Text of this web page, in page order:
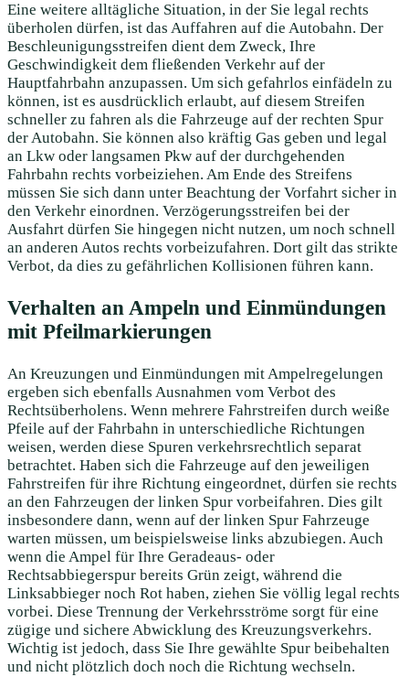
Eine weitere alltägliche Situation, in der Sie legal rechts
überholen dürfen, ist das Auffahren auf die Autobahn. Der
Beschleunigungsstreifen dient dem Zweck, Ihre
Geschwindigkeit dem fließenden Verkehr auf der
Hauptfahrbahn anzupassen. Um sich gefahrlos einfädeln zu
können, ist es ausdrücklich erlaubt, auf diesem Streifen
schneller zu fahren als die Fahrzeuge auf der rechten Spur
der Autobahn. Sie können also kräftig Gas geben und legal
an Lkw oder langsamen Pkw auf der durchgehenden
Fahrbahn rechts vorbeiziehen. Am Ende des Streifens
müssen Sie sich dann unter Beachtung der Vorfahrt sicher in
den Verkehr einordnen. Verzögerungsstreifen bei der
Ausfahrt dürfen Sie hingegen nicht nutzen, um noch schnell
an anderen Autos rechts vorbeizufahren. Dort gilt das strikte
Verbot, da dies zu gefährlichen Kollisionen führen kann.
Verhalten an Ampeln und Einmündungen
mit Pfeilmarkierungen
An Kreuzungen und Einmündungen mit Ampelregelungen
ergeben sich ebenfalls Ausnahmen vom Verbot des
Rechtsüberholens. Wenn mehrere Fahrstreifen durch weiße
Pfeile auf der Fahrbahn in unterschiedliche Richtungen
weisen, werden diese Spuren verkehrsrechtlich separat
betrachtet. Haben sich die Fahrzeuge auf den jeweiligen
Fahrstreifen für ihre Richtung eingeordnet, dürfen sie rechts
an den Fahrzeugen der linken Spur vorbeifahren. Dies gilt
insbesondere dann, wenn auf der linken Spur Fahrzeuge
warten müssen, um beispielsweise links abzubiegen. Auch
wenn die Ampel für Ihre Geradeaus- oder
Rechtsabbiegerspur bereits Grün zeigt, während die
Linksabbieger noch Rot haben, ziehen Sie völlig legal rechts
vorbei. Diese Trennung der Verkehrsströme sorgt für eine
zügige und sichere Abwicklung des Kreuzungsverkehrs.
Wichtig ist jedoch, dass Sie Ihre gewählte Spur beibehalten
und nicht plötzlich doch noch die Richtung wechseln.